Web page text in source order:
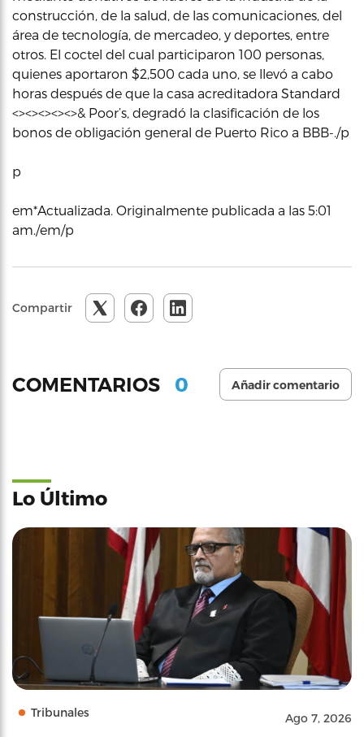
construcción, de la salud, de las comunicaciones, del
área de tecnología, de mercadeo, y deportes, entre
otros. El coctel del cual participaron 100 personas,
quienes aportaron $2,500 cada uno, se llevó a cabo
horas después de que la casa acreditadora Standard
<><><><><>& Poor’s, degradó la clasificación de los
bonos de obligación general de Puerto Rico a BBB-./p
p
em*Actualizada. Originalmente publicada a las 5:01
am./em/p
Compartir
COMENTARIOS 0 Añadir comentario
Lo Último
Tribunales Ago 7, 2026